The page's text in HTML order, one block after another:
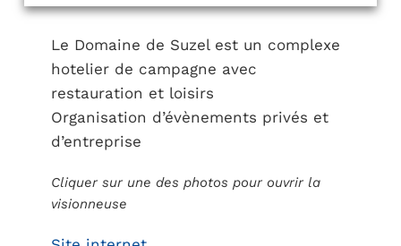
Le Domaine de Suzel est un complexe
hotelier de campagne avec
restauration et loisirs
Organisation d’évènements privés et
d’entreprise
Cliquer sur une des photos pour ouvrir la
visionneuse